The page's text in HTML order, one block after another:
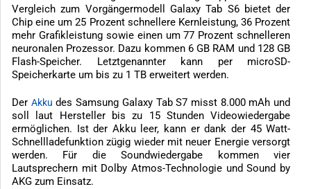
Vergleich zum Vorgängermodell Galaxy Tab S6 bietet der
Chip eine um 25 Prozent schnellere Kernleistung, 36 Prozent
mehr Grafikleistung sowie einen um 77 Prozent schnelleren
neuronalen Prozessor. Dazu kommen 6 GB RAM und 128 GB
Flash-Speicher. Letztgenannter kann per microSD-
Speicherkarte um bis zu 1 TB erweitert werden.
Der Akku des Samsung Galaxy Tab S7 misst 8.000 mAh und
soll laut Hersteller bis zu 15 Stunden Videowiedergabe
ermöglichen. Ist der Akku leer, kann er dank der 45 Watt-
Schnellladefunktion zügig wieder mit neuer Energie versorgt
werden. Für die Soundwiedergabe kommen vier
Lautsprechern mit Dolby Atmos-Technologie und Sound by
AKG zum Einsatz.